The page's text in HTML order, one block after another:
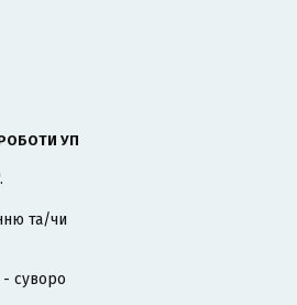
УП
та/чи
- суворо